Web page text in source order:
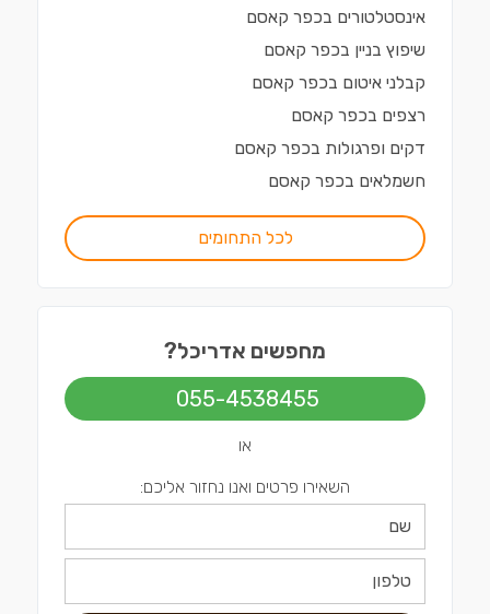
אינסטלטורים בכפר קאסם
שיפוץ בניין בכפר קאסם
קבלני איטום בכפר קאסם
רצפים בכפר קאסם
דקים ופרגולות בכפר קאסם
חשמלאים בכפר קאסם
לכל התחומים
מחפשים אדריכל?
055-4538455
או
השאירו פרטים ואנו נחזור אליכם: